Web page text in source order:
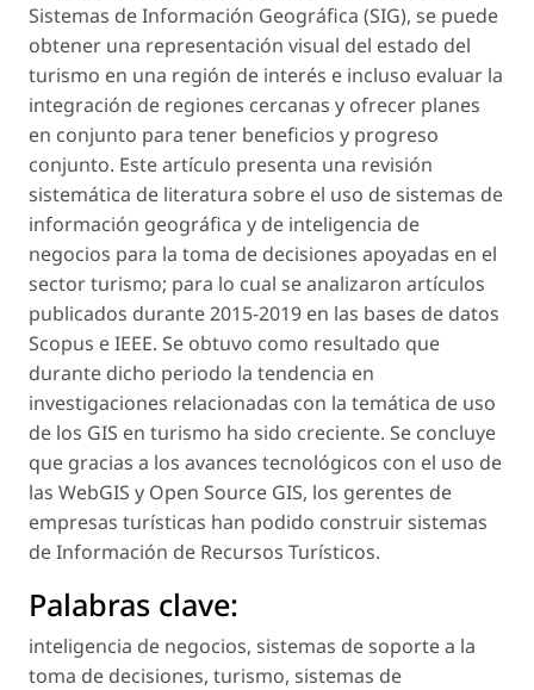
Sistemas de Información Geográfica (SIG), se puede
obtener una representación visual del estado del
turismo en una región de interés e incluso evaluar la
integración de regiones cercanas y ofrecer planes
en conjunto para tener beneficios y progreso
conjunto. Este artículo presenta una revisión
sistemática de literatura sobre el uso de sistemas de
información geográfica y de inteligencia de
negocios para la toma de decisiones apoyadas en el
sector turismo; para lo cual se analizaron artículos
publicados durante 2015-2019 en las bases de datos
Scopus e IEEE. Se obtuvo como resultado que
durante dicho periodo la tendencia en
investigaciones relacionadas con la temática de uso
de los GIS en turismo ha sido creciente. Se concluye
que gracias a los avances tecnológicos con el uso de
las WebGIS y Open Source GIS, los gerentes de
empresas turísticas han podido construir sistemas
de Información de Recursos Turísticos.
Palabras clave:
inteligencia de negocios, sistemas de soporte a la
toma de decisiones, turismo, sistemas de